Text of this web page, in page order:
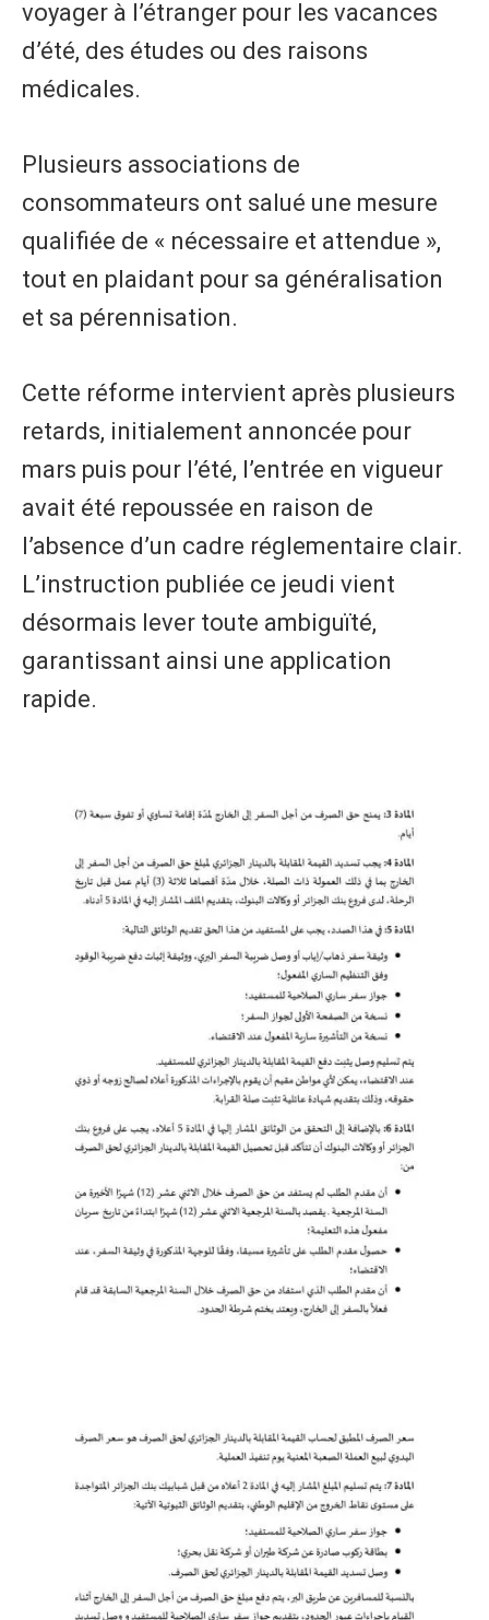
voyager à l’étranger pour les vacances
d’été, des études ou des raisons
médicales.
Plusieurs associations de
consommateurs ont salué une mesure
qualifiée de « nécessaire et attendue »,
tout en plaidant pour sa généralisation
et sa pérennisation.
Cette réforme intervient après plusieurs
retards, initialement annoncée pour
mars puis pour l’été, l’entrée en vigueur
avait été repoussée en raison de
l’absence d’un cadre réglementaire clair.
L’instruction publiée ce jeudi vient
désormais lever toute ambiguïté,
garantissant ainsi une application
rapide.